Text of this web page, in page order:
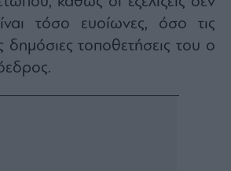
τόσο ευοίωνες, όσο τις
δημόσιες τοποθετήσεις του ο